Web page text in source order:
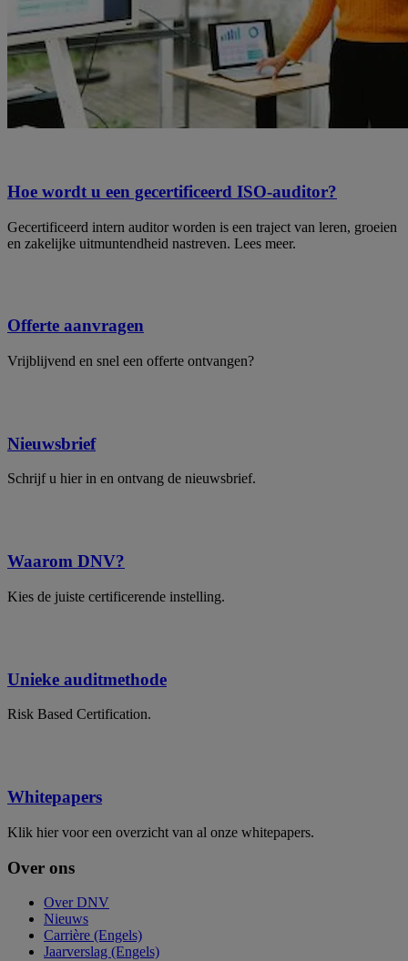
Hoe wordt u een gecertificeerd ISO-auditor?
Gecertificeerd intern auditor worden is een traject van leren, groeien
en zakelijke uitmuntendheid nastreven. Lees meer.
Offerte aanvragen
Vrijblijvend en snel een offerte ontvangen?
Nieuwsbrief
Schrijf u hier in en ontvang de nieuwsbrief.
Waarom DNV?
Kies de juiste certificerende instelling.
Unieke auditmethode
Risk Based Certification.
Whitepapers
Klik hier voor een overzicht van al onze whitepapers.
Over ons
Over DNV
Nieuws
Carrière (Engels)
Jaarverslag (Engels)